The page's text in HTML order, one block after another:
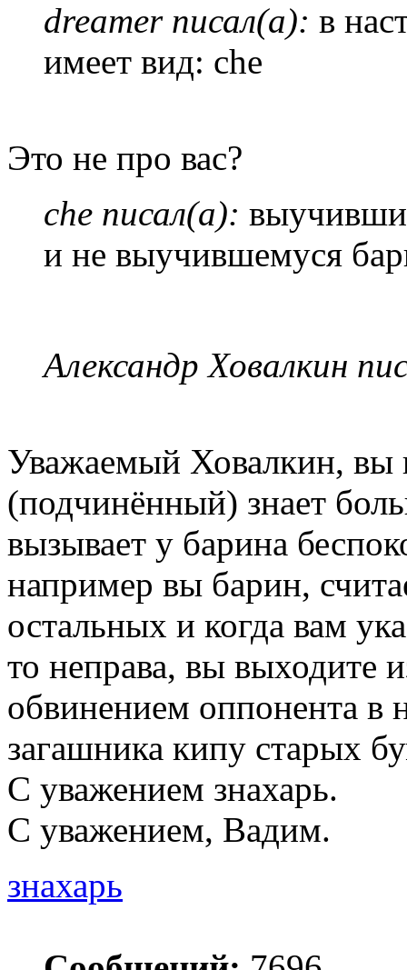
dreamer писал(а): в
имеет вид: сhe
Это не про вас?
che писал(а):
и не выучившемуся
Александр Ховалкин
Уважаемый Ховалкин, вы
(подчинённый) знает
вызывает у барина
например вы барин,
остальных и когда вам
то неправа, вы выходите
обвинением оппонента в
загашника кипу старых
С уважением знахарь.
С уважением, Вадим.
знахарь